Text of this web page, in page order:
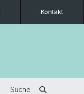
Kontakt
Suche